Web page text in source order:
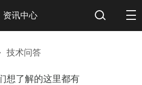
资讯中心
技术问答
想了解的这里都有